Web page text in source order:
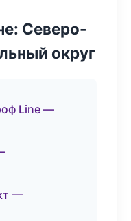
Северо-
округ
Line —
—